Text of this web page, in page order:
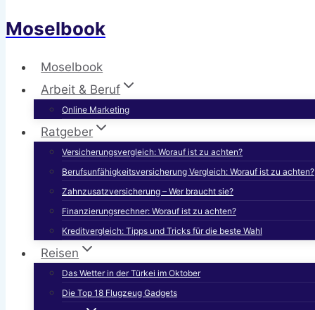
Moselbook
Moselbook
Arbeit & Beruf
Online Marketing
Ratgeber
Versicherungsvergleich: Worauf ist zu achten?
Berufsunfähigkeitsversicherung Vergleich: Worauf ist zu achten?
Zahnzusatzversicherung – Wer braucht sie?
Finanzierungsrechner: Worauf ist zu achten?
Kreditvergleich: Tipps und Tricks für die beste Wahl
Reisen
Das Wetter in der Türkei im Oktober
Die Top 18 Flugzeug Gadgets